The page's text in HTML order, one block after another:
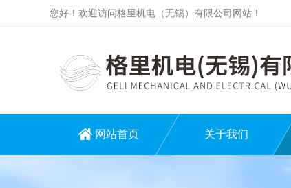
您好！欢迎访问格里机电（无锡）有限公司网站！
网站首页 关于我们